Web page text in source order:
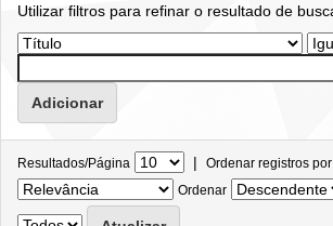
Utilizar filtros para refinar o resultado de
Resultados/Página | Ordenar registros por
Ordenar